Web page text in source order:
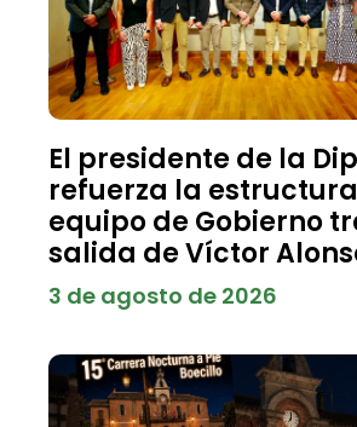
El presidente de la
refuerza la
equipo de Gobierno
salida de Víctor
3 de agosto de 2026